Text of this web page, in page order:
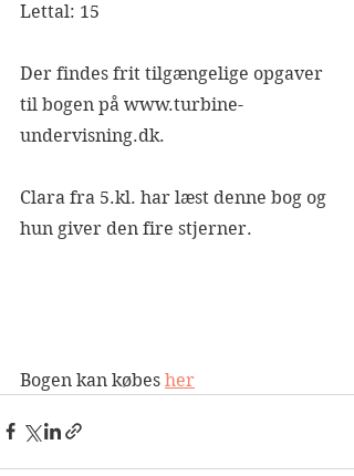
Lettal: 15
Der findes frit tilgængelige opgaver
til bogen på www.turbine-
undervisning.dk.
Clara fra 5.kl. har læst denne bog og
hun giver den fire stjerner.
Bogen kan købes her